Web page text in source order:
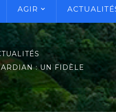
AGIR
: UN FIDÈLE